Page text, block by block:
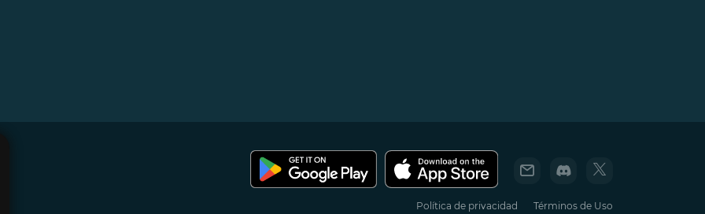
Política de privacidad Términos de Uso